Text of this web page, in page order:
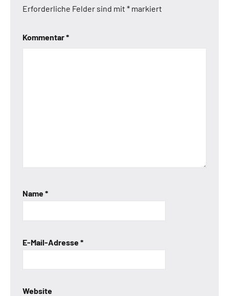
Erforderliche Felder sind mit * markiert
Kommentar*
Name*
E-Mail-Adresse*
Website